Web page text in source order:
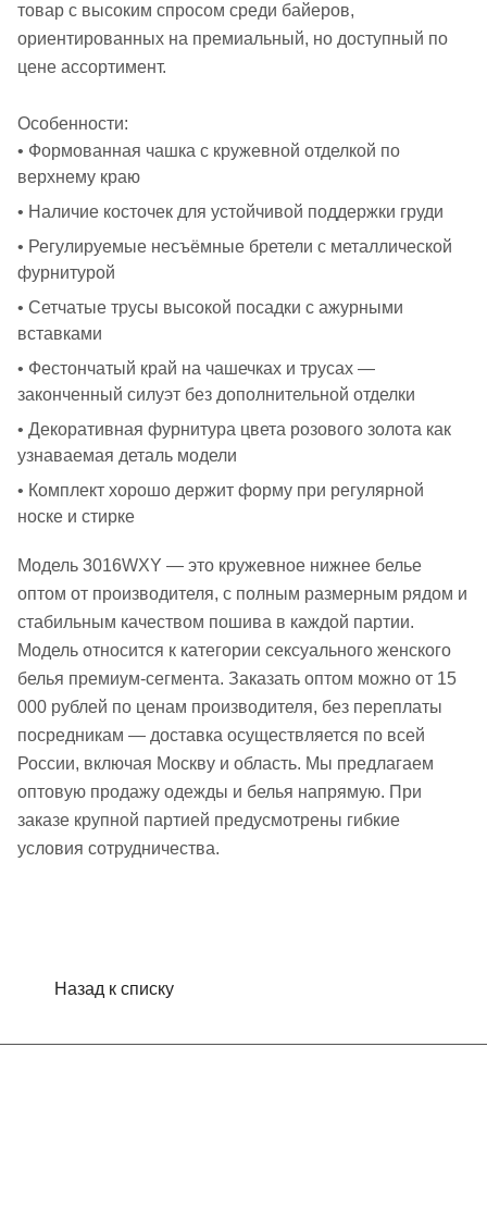
товар с высоким спросом среди байеров,
ориентированных на премиальный, но доступный по
цене ассортимент.
Особенности:
• Формованная чашка с кружевной отделкой по
верхнему краю
• Наличие косточек для устойчивой поддержки груди
• Регулируемые несъёмные бретели с металлической
фурнитурой
• Сетчатые трусы высокой посадки с ажурными
вставками
• Фестончатый край на чашечках и трусах —
законченный силуэт без дополнительной отделки
• Декоративная фурнитура цвета розового золота как
узнаваемая деталь модели
• Комплект хорошо держит форму при регулярной
носке и стирке
Модель 3016WXY — это кружевное нижнее белье
оптом от производителя, с полным размерным рядом и
стабильным качеством пошива в каждой партии.
Модель относится к категории сексуального женского
белья премиум-сегмента. Заказать оптом можно от 15
000 рублей по ценам производителя, без переплаты
посредникам — доставка осуществляется по всей
России, включая Москву и область. Мы предлагаем
оптовую продажу одежды и белья напрямую. При
заказе крупной партией предусмотрены гибкие
условия сотрудничества.
Назад к списку